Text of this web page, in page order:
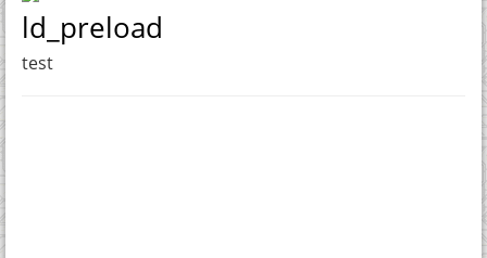
ld_preload
test